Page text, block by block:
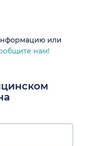
или
нам!